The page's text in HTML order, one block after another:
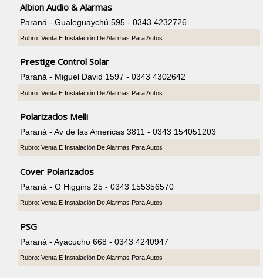
Albion Audio & Alarmas
Paraná - Gualeguaychú 595 - 0343 4232726
Rubro: Venta E Instalación De Alarmas Para Autos
Prestige Control Solar
Paraná - Miguel David 1597 - 0343 4302642
Rubro: Venta E Instalación De Alarmas Para Autos
Polarizados Melli
Paraná - Av de las Americas 3811 - 0343 154051203
Rubro: Venta E Instalación De Alarmas Para Autos
Cover Polarizados
Paraná - O Higgins 25 - 0343 155356570
Rubro: Venta E Instalación De Alarmas Para Autos
PSG
Paraná - Ayacucho 668 - 0343 4240947
Rubro: Venta E Instalación De Alarmas Para Autos